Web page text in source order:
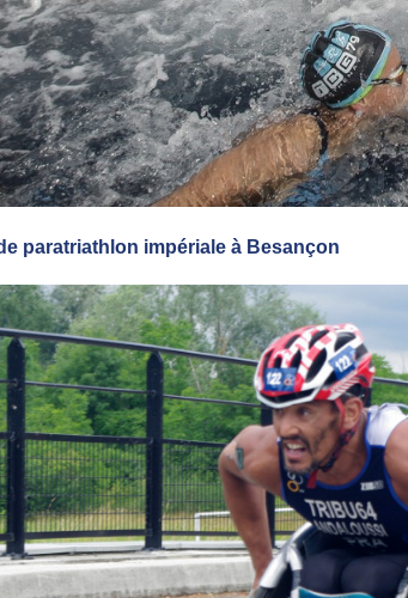
paratriathlon impériale à Besançon